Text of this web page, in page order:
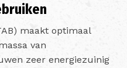
maakt optimaal
van
zeer energiezuinig